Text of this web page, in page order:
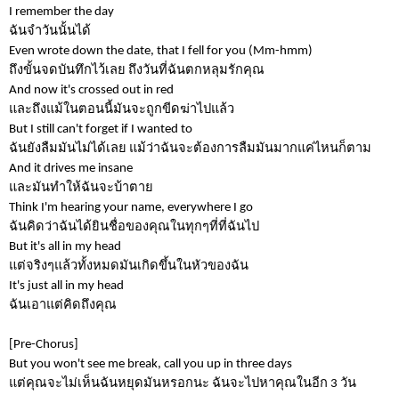
I remember the day
ฉันจำวันนั้นได้
Even wrote down the date, that I fell for you (Mm-hmm)
ถึงขั้นจดบันทึกไว้เลย ถึงวันที่ฉันตกหลุมรักคุณ
And now it's crossed out in red
และถึงแม้ในตอนนี้มันจะถูกขีดฆ่าไปแล้ว
But I still can't forget if I wanted to
ฉันยังลืมมันไม่ได้เลย แม้ว่าฉันจะต้องการลืมมันมากแค่ไหนก็ตาม
And it drives me insane
และมันทำให้ฉันจะบ้าตาย
Think I'm hearing your name, everywhere I go
ฉันคิดว่าฉันได้ยินชื่อของคุณในทุกๆที่ที่ฉันไป
But it's all in my head
แต่จริงๆแล้วทั้งหมดมันเกิดขึ้นในหัวของฉัน
It's just all in my head
ฉันเอาแต่คิดถึงคุณ
[Pre-Chorus]
But you won't see me break, call you up in three days
แต่คุณจะไม่เห็นฉันหยุดมันหรอกนะ ฉันจะไปหาคุณในอีก 3 วัน